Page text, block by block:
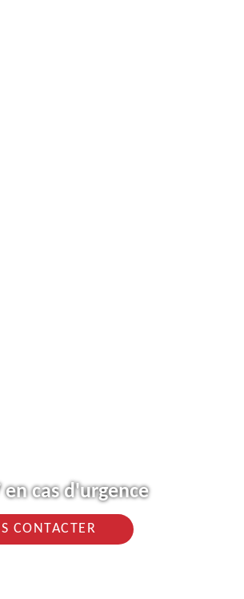
cas d'urgence
CONTACTER